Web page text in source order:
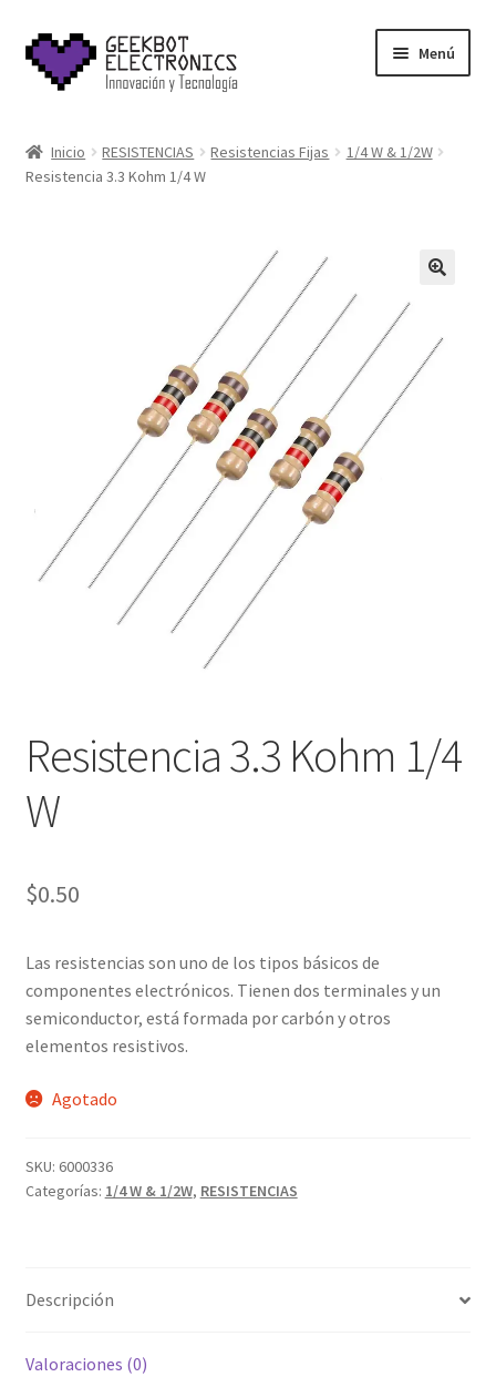
Saltar
a
navegación
Ir
al
contenido
Menú
About Us
Checkout
Checkout
Corte Láser
Diseño de Circuitos Impresos
Ensamble de Circuitos Impresos
Grabado Láser sobre Metal
Home Free WooCommerce #3
Mi cuenta
My account
Inicio RESISTENCIAS Resistencias Fijas
1/4 W & 1/2W
Resistencia 3.3 Kohm 1/4 W
Resistencia 3.3 Kohm 1/4
W
$0.50
Las resistencias son uno de los tipos básicos de
componentes electrónicos. Tienen dos terminales y un
semiconductor, está formada por carbón y otros
elementos resistivos.
Agotado
SKU: 6000336
Categorías: 1/4 W & 1/2W, RESISTENCIAS
Descripción
Valoraciones (0)